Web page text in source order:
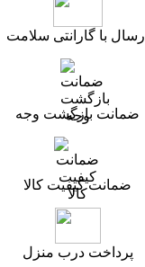
ارسال با گارانتی سلامت
ضمانت بازگشت وجه
ضمانت کیفیت کالا
پرداخت درب منزل